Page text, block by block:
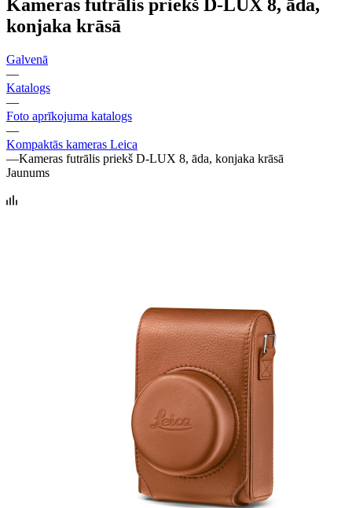
Kameras futrālis priekš D-LUX 8, āda,
konjaka krāsā
Galvenā
—
Katalogs
—
Foto aprīkojuma katalogs
—
Kompaktās kameras Leica
—Kameras futrālis priekš D-LUX 8, āda, konjaka krāsā
Jaunums